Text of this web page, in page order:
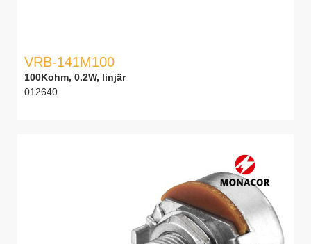
VRB-141M100
100Kohm, 0.2W, linjär
012640